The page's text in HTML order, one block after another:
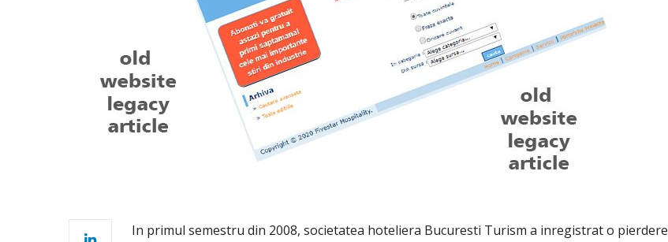
In primul semestru din 2008, societatea hoteliera Bucuresti Turism a inregistrat o pierdere